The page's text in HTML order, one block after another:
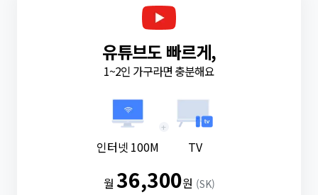
유튜브도 빠르게,
1~2인 가구라면 충분해요
인터넷 100M
+
TV
월36,300원 (SK)